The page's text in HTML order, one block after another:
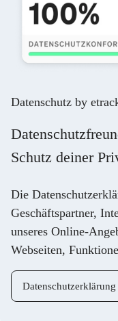
Datenschutz by
Schutz deiner
Die
Geschäftspartner,
unseres Online-
Webseiten,
Datenschutzerklärung